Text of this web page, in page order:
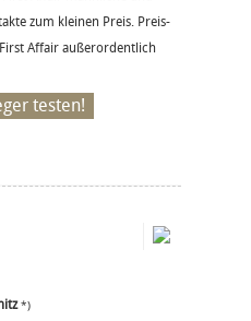
zum kleinen Preis. Preis-
Affair außerordentlich
testen!
*)